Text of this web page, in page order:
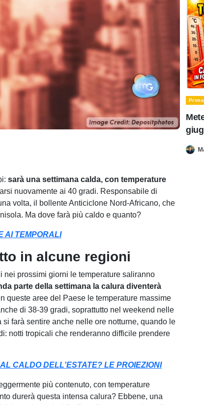
sarà una settimana calda, con temperature
nuovamente ai 40 gradi. Responsabile di
volta, il bollente Anticiclone Nord-Africano, che
Ma dove farà più caldo e quanto?
AI TEMPORALI
in alcune regioni
prossimi giorni le temperature saliranno
parte della settimana la calura diventerà
queste aree del Paese le temperature massime
di 38-39 gradi, soprattutto nel weekend nelle
farà sentire anche nelle ore notturne, quando le
notti tropicali che renderanno difficile prendere
CALDO DELL'ESTATE? LE PROIEZIONI
più contenuto, con temperature
durerà questa intensa calura? Ebbene, una